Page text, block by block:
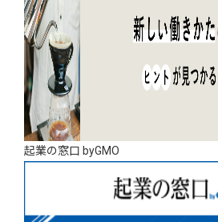
起業の窓口 byGMO